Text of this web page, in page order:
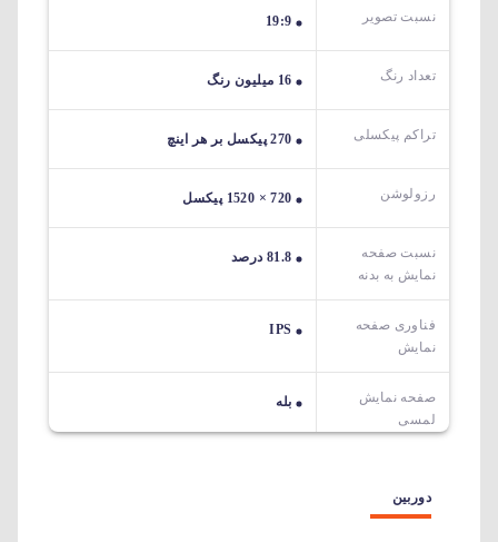
نسبت تصویر 19:9
تعداد رنگ 16 میلیون رنگ
تراکم پیکسلی 270 پیکسل بر هر اینچ
رزولوشن 720 × 1520 پیکسل
نسبت صفحه
نمایش به بدنه
81.8 درصد
فناوری صفحه
نمایش
IPS
صفحه نمایش
لمسی
بله
دوربین